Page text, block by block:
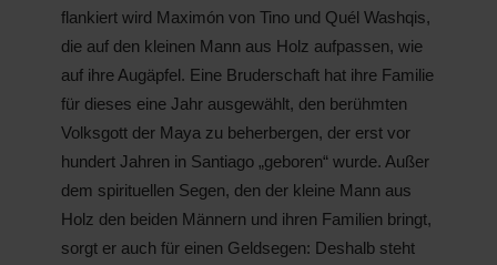
flankiert wird Maximón von Tino und Quél Washqis,
die auf den kleinen Mann aus Holz aufpassen, wie
auf ihre Augäpfel. Eine Bruderschaft hat ihre Familie
für dieses eine Jahr ausgewählt, den berühmten
Volksgott der Maya zu beherbergen, der erst vor
hundert Jahren in Santiago „geboren“ wurde. Außer
dem spirituellen Segen, den der kleine Mann aus
Holz den beiden Männern und ihren Familien bringt,
sorgt er auch für einen Geldsegen: Deshalb steht